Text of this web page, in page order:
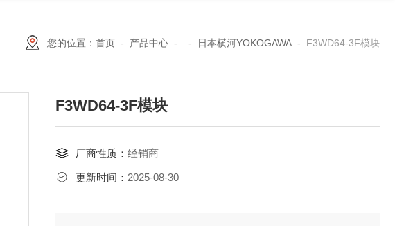
您的位置： 首页 - 产品中心 - - 日本横河YOKOGAWA - F3WD64-3F模块
F3WD64-3F模块
厂商性质： 经销商
更新时间： 2025-08-30